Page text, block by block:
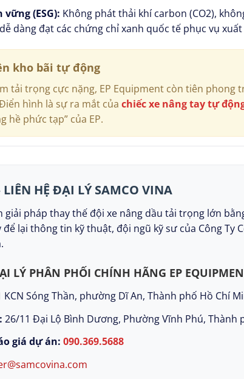
(ESG): Không phát thải khí carbon (CO2),
dàng đạt các chứng chỉ xanh quốc tế phục vụ xuất
kho bãi tự động
tải trọng cực nặng, EP Equipment còn tiên phong
hình là sự ra mắt của chiếc xe nâng tay tự
hề phức tạp” của EP.
HỆ ĐẠI LÝ SAMCO VINA
pháp thay thế đội xe nâng dầu tải trọng lớn
lại thông tin kỹ thuật, đội ngũ kỹ sư của Công Ty
LÝ PHÂN PHỐI CHÍNH HÃNG EP
KCN Sóng Thần, phường Dĩ An, Thành phố Hồ Chí
26/11 Đại Lộ Bình Dương, Phường Vĩnh Phú, Thành
giá dự án: 090.369.5688